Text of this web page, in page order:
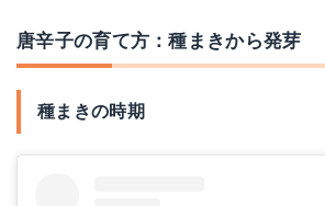
唐辛子の育て方：種まきから発芽
種まきの時期